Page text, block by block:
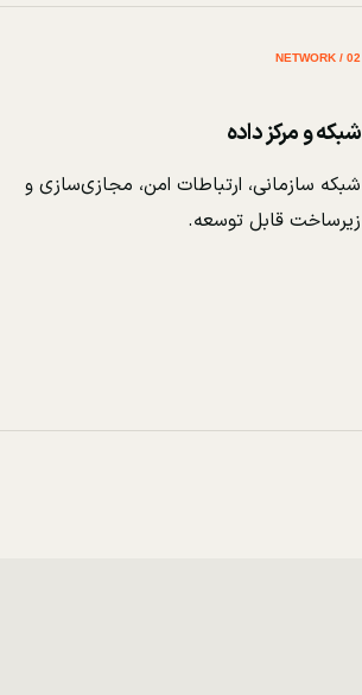
02 / NETWORK
شبکه و مرکز داده
شبکه سازمانی، ارتباطات امن، مجازی‌سازی و
زیرساخت قابل توسعه.